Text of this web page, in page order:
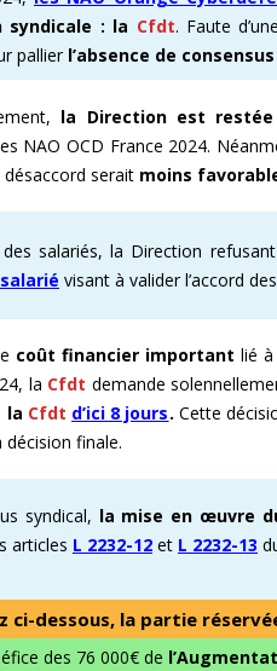
CARTOGRAPHIE
VICTOIRES CFDT
syndicale : la Cfdt. Faute
pallier l’absence de
la Direction est
NAO OCD France 2024.
désaccord serait moins
des salariés, la Direction
visant à valider l’accord
coût financier important lié
la Cfdt demande
la Cfdt d’ici 8 jours. Cette
décision finale.
syndical, la mise en œuvre
articles L 2232-12 et L 2232-13
ci-dessous, la partie
des 76 000€ de